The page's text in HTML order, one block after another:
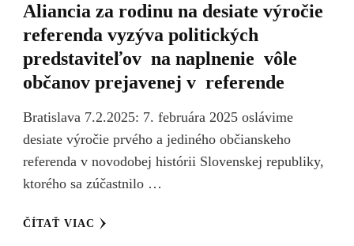
Aliancia za rodinu na desiate výročie
referenda vyzýva politických
predstaviteľov na naplnenie vôle
občanov prejavenej v referende
Bratislava 7.2.2025: 7. februára 2025 oslávime
desiate výročie prvého a jediného občianskeho
referenda v novodobej histórii Slovenskej republiky,
ktorého sa zúčastnilo …
ČÍTAŤ VIAC